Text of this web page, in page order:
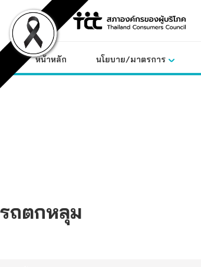
content
หน้าหลัก นโยบาย/มาตรการ
รถตกหลุม